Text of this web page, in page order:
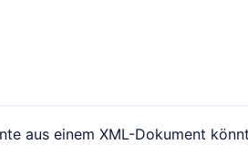
aus einem XML-Dokument